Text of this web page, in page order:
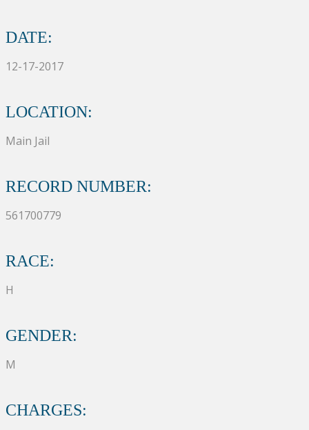
DATE:
12-17-2017
LOCATION:
Main Jail
RECORD NUMBER:
561700779
RACE:
H
GENDER:
M
CHARGES: